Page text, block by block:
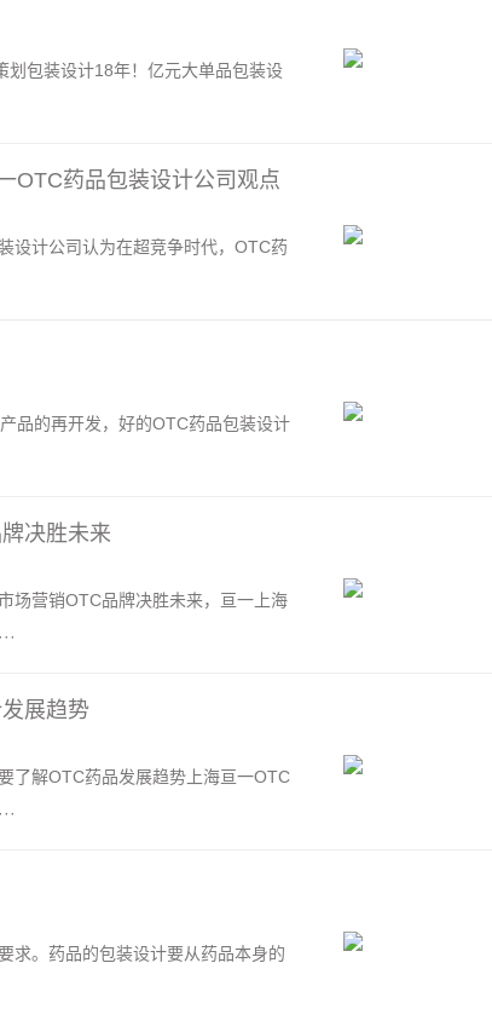
划包装设计18年！亿元大单品包装设
OTC药品包装设计公司观点
设计公司认为在超竞争时代，OTC药
品的再开发，好的OTC药品包装设计
决胜未来
场营销OTC品牌决胜未来，亘一上海
展趋势
了解OTC药品发展趋势上海亘一OTC
求。药品的包装设计要从药品本身的